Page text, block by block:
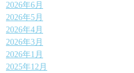
2026年6月
2026年5月
2026年4月
2026年3月
2026年1月
2025年12月